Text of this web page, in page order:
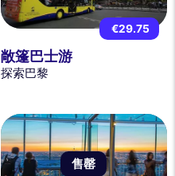
€29.75
敞篷巴士游
探索巴黎
售罄